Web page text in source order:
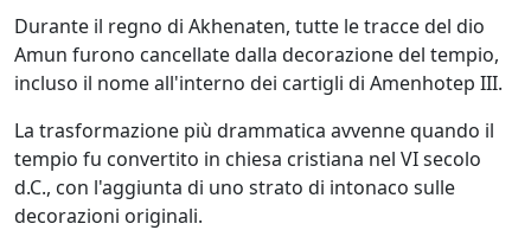
Durante il regno di Akhenaten, tutte le tracce del dio
Amun furono cancellate dalla decorazione del tempio,
incluso il nome all'interno dei cartigli di Amenhotep III.
La trasformazione più drammatica avvenne quando il
tempio fu convertito in chiesa cristiana nel VI secolo
d.C., con l'aggiunta di uno strato di intonaco sulle
decorazioni originali.